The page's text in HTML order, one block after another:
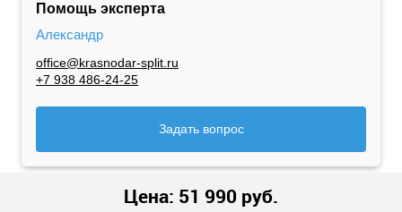
Помощь эксперта
Александр
office@krasnodar-split.ru
+7 938 486-24-25
Задать вопрос
Цена: 51 990 руб.